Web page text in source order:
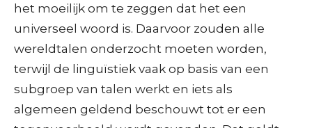
het moeilijk om te zeggen dat het een
universeel woord is. Daarvoor zouden alle
wereldtalen onderzocht moeten worden,
terwijl de linguïstiek vaak op basis van een
subgroep van talen werkt en iets als
algemeen geldend beschouwt tot er een